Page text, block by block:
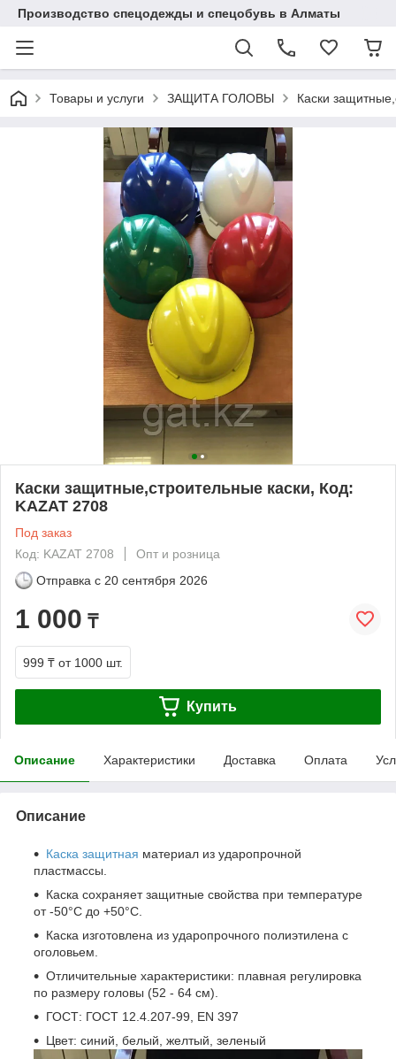
Производство спецодежды и спецобувь в Алматы
Товары и услуги ЗАЩИТА ГОЛОВЫ Каски
Каски защитные,строительные каски, Код:
KAZAT 2708
Под заказ
Код: KAZAT 2708
Опт и розница
Отправка с 20 сентября 2026
1 000 ₸
999 ₸ от 1000 шт.
Купить
Описание Характеристики Доставка Оплата
Описание
Каска защитная материал из ударопрочной
пластмассы.
Каска сохраняет защитные свойства при температуре
от -50°С до +50°С.
Каска изготовлена из ударопрочного полиэтилена с
оголовьем.
Отличительные характеристики: плавная регулировка
по размеру головы (52 - 64 см).
ГОСТ: ГОСТ 12.4.207-99, EN 397
Цвет: синий, белый, желтый, зеленый